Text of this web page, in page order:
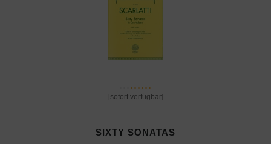
[sofort verfügbar]
SIXTY SONATAS